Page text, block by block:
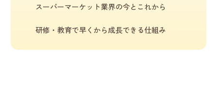
スーパーマーケット業界の今とこれから
研修・教育で早くから成長できる仕組み